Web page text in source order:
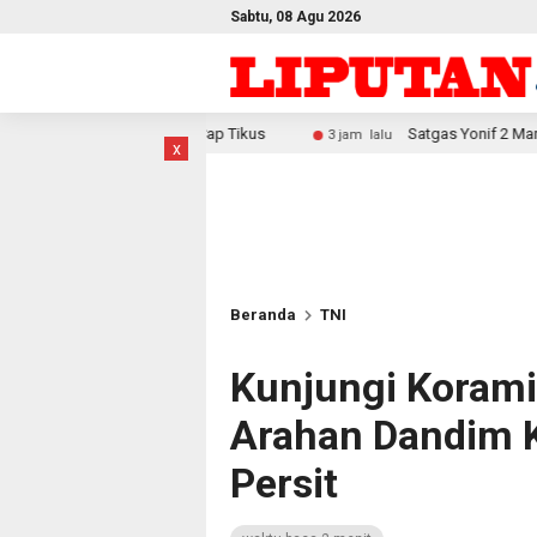
Sabtu, 08 Agu 2026
x
3 jam lalu Satgas Yonif 2 Marinir Bangun
Beranda TNI
Kunjungi
Arahan Dandim
Persit